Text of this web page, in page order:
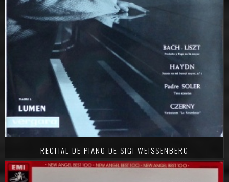
RECITAL DE PIANO DE SIGI WEISSENBERG